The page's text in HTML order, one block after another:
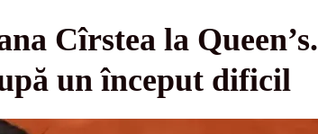
Cîrstea la Queen’s.
un început dificil